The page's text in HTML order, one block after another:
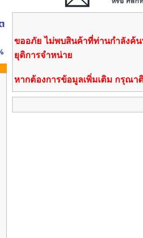
ขออภัย ไม่พบสินค้าที่ท่านกำลังค้น
ยุติการจำหน่าย
หากต้องการข้อมูลเพิ่มเติม กรุณา